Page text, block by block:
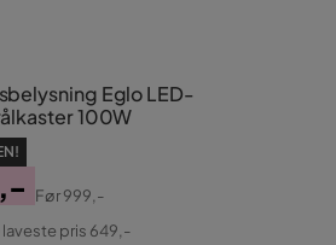
Eglo LED-
100W
Før999,-
pris 649,-